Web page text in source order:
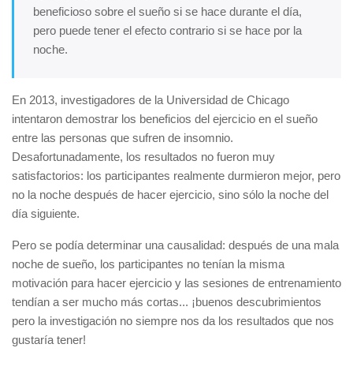
beneficioso sobre el sueño si se hace durante el día,
pero puede tener el efecto contrario si se hace por la
noche.
En 2013, investigadores de la Universidad de Chicago
intentaron demostrar los beneficios del ejercicio en el sueño
entre las personas que sufren de insomnio.
Desafortunadamente, los resultados no fueron muy
satisfactorios: los participantes realmente durmieron mejor, pero
no la noche después de hacer ejercicio, sino sólo la noche del
día siguiente.
Pero se podía determinar una causalidad: después de una mala
noche de sueño, los participantes no tenían la misma
motivación para hacer ejercicio y las sesiones de entrenamiento
tendían a ser mucho más cortas... ¡buenos descubrimientos
pero la investigación no siempre nos da los resultados que nos
gustaría tener!